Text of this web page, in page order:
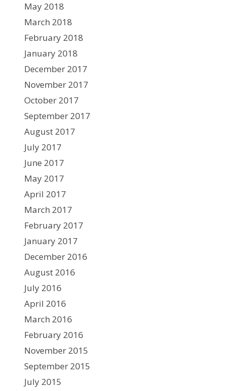
May 2018
March 2018
February 2018
January 2018
December 2017
November 2017
October 2017
September 2017
August 2017
July 2017
June 2017
May 2017
April 2017
March 2017
February 2017
January 2017
December 2016
August 2016
July 2016
April 2016
March 2016
February 2016
November 2015
September 2015
July 2015